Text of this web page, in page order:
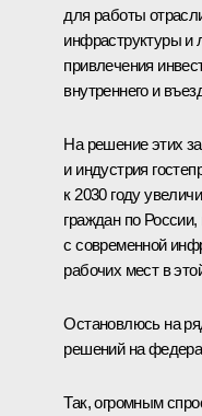
для работы
инфраструктуры и
привлечения
внутреннего и
На решение этих
и индустрия
к 2030 году
граждан по
с современной
рабочих мест в
Остановлюсь на
решений на
Так, огромным